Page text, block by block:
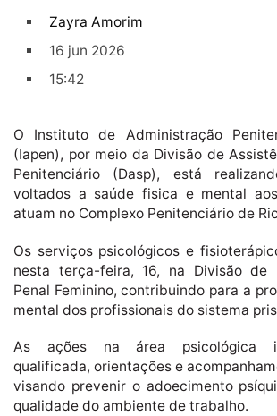
Zayra Amorim
16 jun 2026
15:42
O Instituto de Administração
(Iapen), por meio da Divisão de
Penitenciário (Dasp), está
voltados a saúde fisica e mental
atuam no Complexo Penitenciário de
Os serviços psicológicos e
nesta terça-feira, 16, na Divisão de
Penal Feminino, contribuindo para a
mental dos profissionais do sistema
As ações na área psicológica
qualificada, orientações e
visando prevenir o adoecimento
qualidade do ambiente de trabalho.